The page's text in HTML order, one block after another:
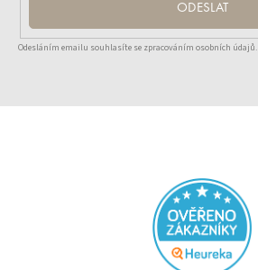
ODESLAT
Odesláním emailu souhlasíte se zpracováním osobních údajů.